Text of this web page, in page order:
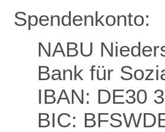
Spendenkonto:
NABU
Bank für
IBAN: DE30
BIC: